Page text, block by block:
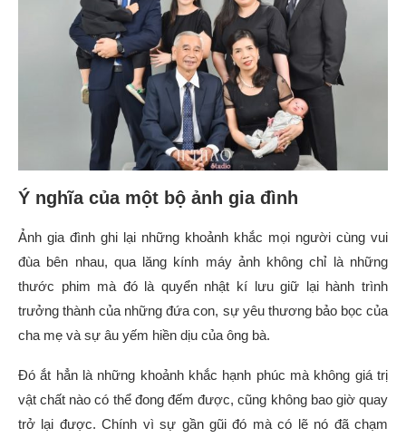
Ý nghĩa của một bộ ảnh gia đình
Ảnh gia đình ghi lại những khoảnh khắc mọi người cùng vui
đùa bên nhau, qua lăng kính máy ảnh không chỉ là những
thước phim mà đó là quyển nhật kí lưu giữ lại hành trình
trưởng thành của những đứa con, sự yêu thương bảo bọc của
cha mẹ và sự âu yếm hiền dịu của ông bà.
Đó ắt hẳn là những khoảnh khắc hạnh phúc mà không giá trị
vật chất nào có thể đong đếm được, cũng không bao giờ quay
trở lại được. Chính vì sự gần gũi đó mà có lẽ nó đã chạm